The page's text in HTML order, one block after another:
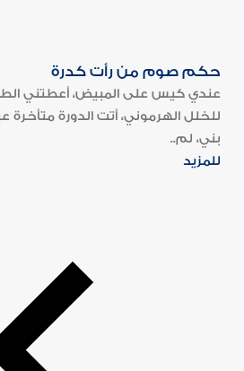
حكم صوم من رأت كدرة
عندي كيس على المبيض، أعطتني
للخلل الهرموني، أتت الدورة متأخرة
بني، لم..
للمزيد